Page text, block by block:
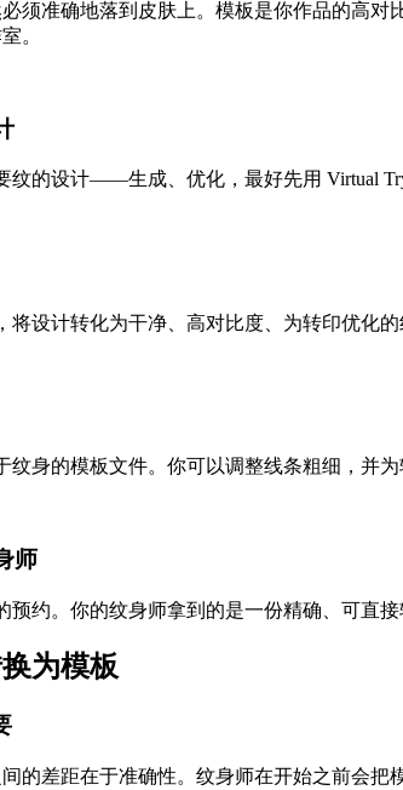
须准确地落到皮肤上。模板是你作品的高
。
纹的设计——生成、优化，最好先用 Virtual
将设计转化为干净、高对比度、为转印优化
纹身的模板文件。你可以调整线条粗细，并
师
预约。你的纹身师拿到的是一份精确、可直
为模板
的差距在于准确性。纹身师在开始之前会